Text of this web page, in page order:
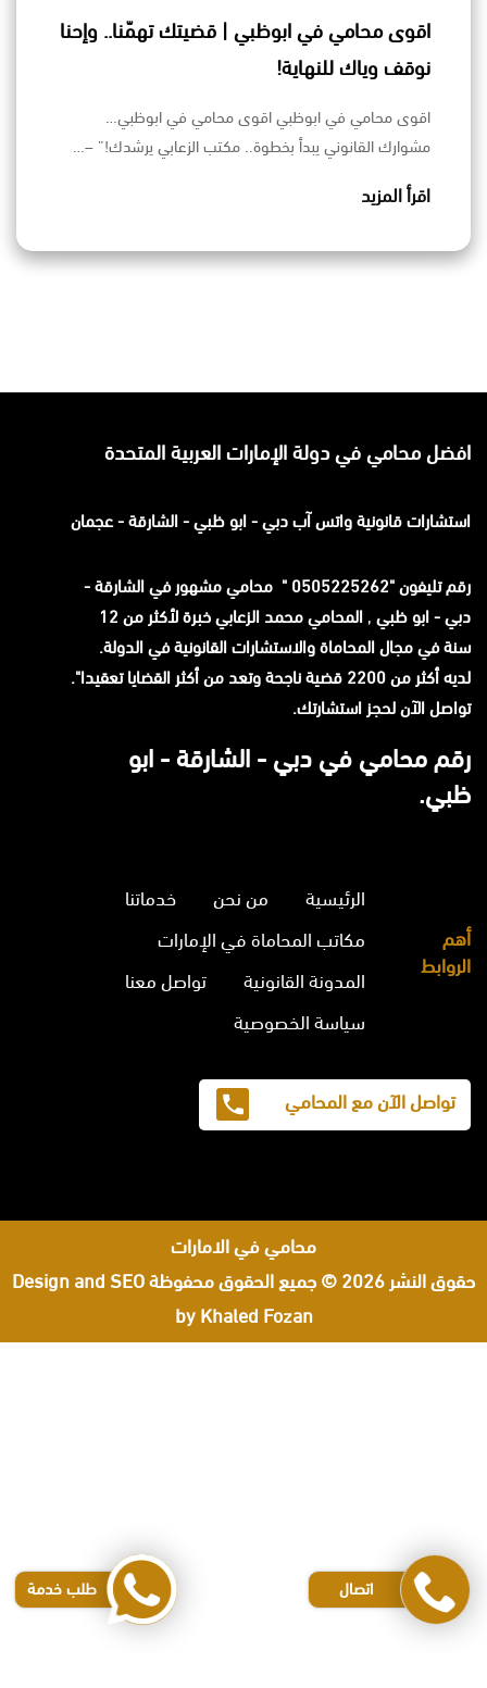
اقوى محامي في ابوظبي | قضيتك تهمّنا.. وإحنا
نوقف وياك للنهاية!
اقوى محامي في ابوظبي اقوى محامي في ابوظبي…
مشوارك القانوني يبدأ بخطوة.. مكتب الزعابي يرشدك!” –…
اقرأ المزيد
افضل محامي في دولة الإمارات العربية المتحدة
استشارات قانونيةواتس آبدبي - ابو ظبي - الشارقة - عجمان
رقم تليفون "0505225262 " محامي مشهور في الشارقة -
دبي - ابو ظبي ,
المحامي محمد الزعابي خبرة لأكثر من 12
سنة في مجال المحاماة والاستشارات القانونية في الدولة.
لديه أكثر من 2200 قضية ناجحة وتعد من أكثر القضايا تعقيدا".
تواصل الآن لحجز استشارتك.
رقم محامي في دبي - الشارقة - ابو
ظبي.
أهم
الروابط
الرئيسية من نحن
خدماتنا
مكاتب المحاماة في الإمارات
المدونة القانونية
تواصل معنا
سياسة الخصوصية
تواصل الآن مع المحامي
محامي في الامارات
حقوق النشر 2026 © جميع الحقوق محفوظة
Design and SEO
by Khaled Fozan
طلب خدمة اتصال
افضل محامي في الأردن
محامي في جدة